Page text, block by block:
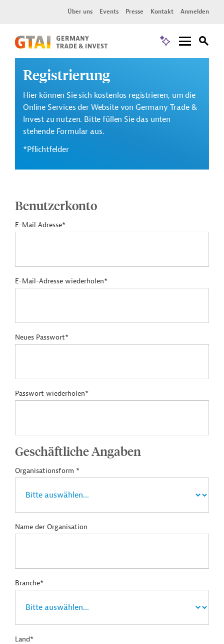
Über uns Events Presse Kontakt Anmelden
Registrierung
Hier können Sie sich kostenlos registrieren, um die
Online Services der Website von Germany Trade &
Invest zu nutzen. Bitte füllen Sie das unten
stehende Formular aus.
*Pflichtfelder
Benutzerkonto
E-Mail Adresse*
E-Mail-Adresse wiederholen*
Neues Passwort*
Passwort wiederholen*
Geschäftliche Angaben
Organisationsform *
Name der Organisation
Branche*
Land*